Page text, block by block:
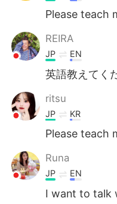
Please teach
REIRA
JP EN
英語教えてく
ritsu
JP KR
Please teach
Runa
JP EN
I want to talk